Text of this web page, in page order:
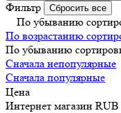
Фильтр Сбросить все
По убыванию
По возрастанию
По убыванию
Сначала непопулярные
Сначала популярные
Цена
Интернет магазин RUB